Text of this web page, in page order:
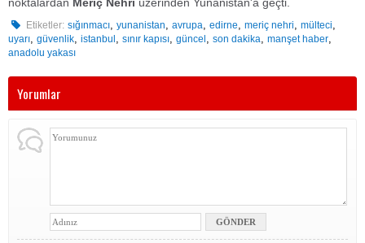
Etiketler: sığınmacı,yunanistan,avrupa,edirne,meriç nehri,mülteci,
uyarı, güvenlik, istanbul , sınır kapısı, güncel , son dakika, manşet haber,
anadolu yakası
Yorumlar